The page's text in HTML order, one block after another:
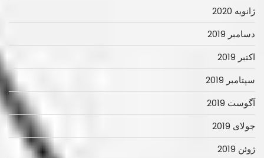
ژانویه 2020
دسامبر 2019
اکتبر 2019
سپتامبر 2019
آگوست 2019
جولای 2019
ژوئن 2019